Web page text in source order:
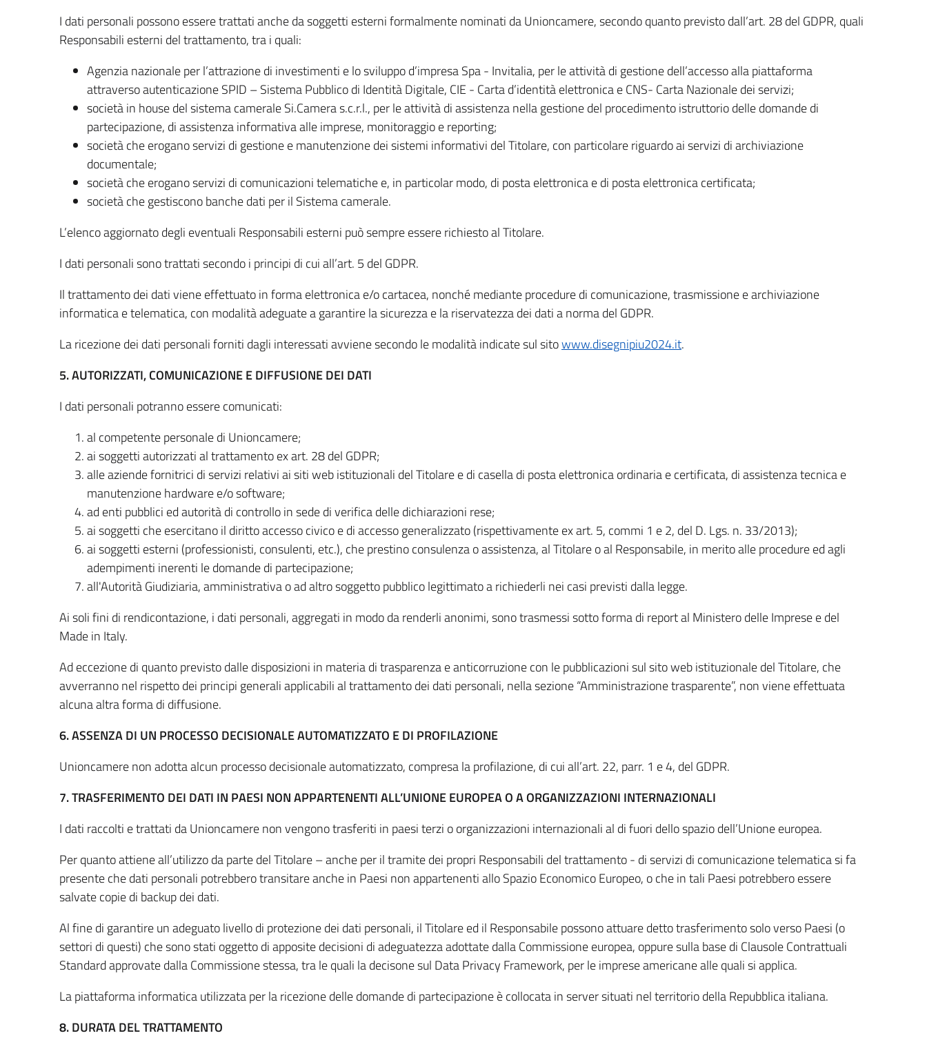
I dati personali possono essere trattati anche da soggetti esterni formalmente nominati da Unioncamere, secondo quanto previsto dall’art. 28 del GDPR, quali
Responsabili esterni del trattamento, tra i quali:
Agenzia nazionale per l’attrazione di investimenti e lo sviluppo d’impresa Spa - Invitalia, per le attività di gestione dell’accesso alla piattaforma
attraverso autenticazione SPID – Sistema Pubblico di Identità Digitale, CIE - Carta d’identità elettronica e CNS- Carta Nazionale dei servizi;
società in house del sistema camerale Si.Camera s.c.r.l., per le attività di assistenza nella gestione del procedimento istruttorio delle domande di
partecipazione, di assistenza informativa alle imprese, monitoraggio e reporting;
società che erogano servizi di gestione e manutenzione dei sistemi informativi del Titolare, con particolare riguardo ai servizi di archiviazione
documentale;
società che erogano servizi di comunicazioni telematiche e, in particolar modo, di posta elettronica e di posta elettronica certificata;
società che gestiscono banche dati per il Sistema camerale.
L’elenco aggiornato degli eventuali Responsabili esterni può sempre essere richiesto al Titolare.
I dati personali sono trattati secondo i principi di cui all’art. 5 del GDPR.
Il trattamento dei dati viene effettuato in forma elettronica e/o cartacea, nonché mediante procedure di comunicazione, trasmissione e archiviazione
informatica e telematica, con modalità adeguate a garantire la sicurezza e la riservatezza dei dati a norma del GDPR.
La ricezione dei dati personali forniti dagli interessati avviene secondo le modalità indicate sul sitowww.disegnipiu2024.it.
5. AUTORIZZATI, COMUNICAZIONE E DIFFUSIONE DEI DATI
I dati personali potranno essere comunicati:
al competente personale di Unioncamere;
ai soggetti autorizzati al trattamento ex art. 28 del GDPR;
alle aziende fornitrici di servizi relativi ai siti web istituzionali del Titolare e di casella di posta elettronica ordinaria e certificata, di assistenza tecnica e
manutenzione hardware e/o software;
ad enti pubblici ed autorità di controllo in sede di verifica delle dichiarazioni rese;
ai soggetti che esercitano il diritto accesso civico e di accesso generalizzato (rispettivamente ex art. 5, commi 1 e 2, del D. Lgs. n. 33/2013);
ai soggetti esterni (professionisti, consulenti, etc.), che prestino consulenza o assistenza, al Titolare o al Responsabile, in merito alle procedure ed agli
adempimenti inerenti le domande di partecipazione;
all'Autorità Giudiziaria, amministrativa o ad altro soggetto pubblico legittimato a richiederli nei casi previsti dalla legge.
Ai soli fini di rendicontazione, i dati personali, aggregati in modo da renderli anonimi, sono trasmessi sotto forma di report al Ministero delle Imprese e del
Made in Italy.
Ad eccezione di quanto previsto dalle disposizioni in materia di trasparenza e anticorruzione con le pubblicazioni sul sito web istituzionale del Titolare, che
avverranno nel rispetto dei principi generali applicabili al trattamento dei dati personali, nella sezione “Amministrazione trasparente”, non viene effettuata
alcuna altra forma di diffusione.
6. ASSENZA DI UN PROCESSO DECISIONALE AUTOMATIZZATO E DI PROFILAZIONE
Unioncamere non adotta alcun processo decisionale automatizzato, compresa la profilazione, di cui all’art. 22, parr. 1 e 4, del GDPR.
7. TRASFERIMENTO DEI DATI IN PAESI NON APPARTENENTI ALL’UNIONE EUROPEA O A ORGANIZZAZIONI INTERNAZIONALI
I dati raccolti e trattati da Unioncamere non vengono trasferiti in paesi terzi o organizzazioni internazionali al di fuori dello spazio dell’Unione europea.
Per quanto attiene all’utilizzo da parte del Titolare – anche per il tramite dei propri Responsabili del trattamento - di servizi di comunicazione telematica si fa
presente che dati personali potrebbero transitare anche in Paesi non appartenenti allo Spazio Economico Europeo, o che in tali Paesi potrebbero essere
salvate copie di backup dei dati.
Al fine di garantire un adeguato livello di protezione dei dati personali, il Titolare ed il Responsabile possono attuare detto trasferimento solo verso Paesi (o
settori di questi) che sono stati oggetto di apposite decisioni di adeguatezza adottate dalla Commissione europea, oppure sulla base di Clausole Contrattuali
Standard approvate dalla Commissione stessa, tra le quali la decisone sul Data Privacy Framework, per le imprese americane alle quali si applica.
La piattaforma informatica utilizzata per la ricezione delle domande di partecipazione è collocata in server situati nel territorio della Repubblica italiana.
8. DURATA DEL TRATTAMENTO